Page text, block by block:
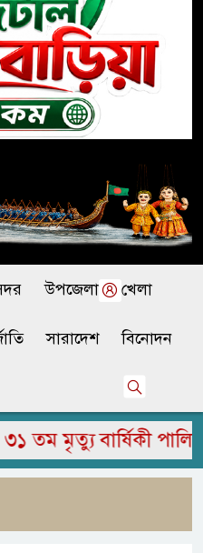
উপজেলা খেলা
সারাদেশ বিনোদন
বার্ষিকী পালিত